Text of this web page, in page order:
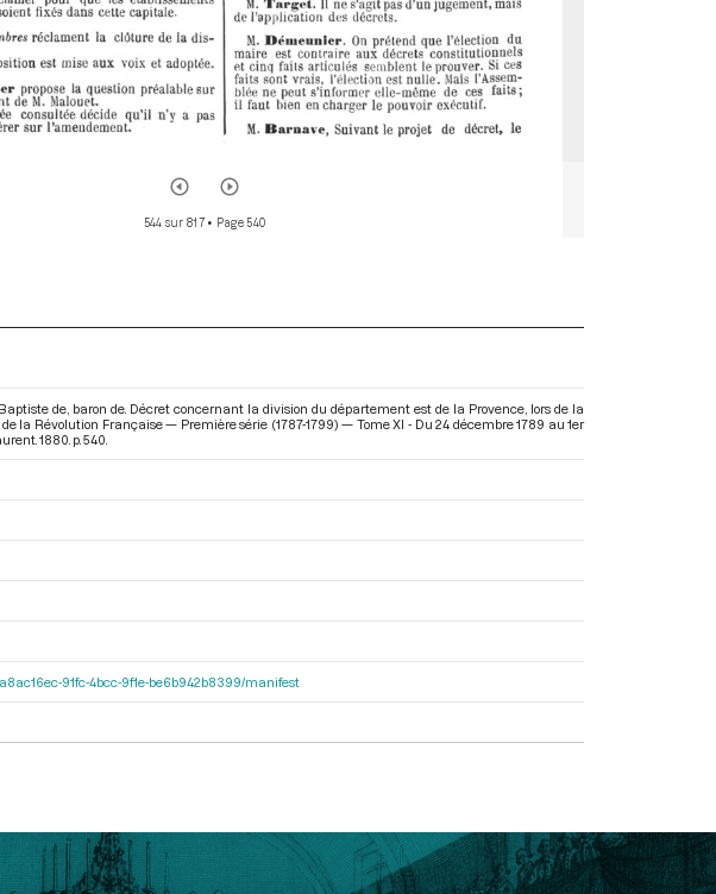
544 sur 817• Page 540
de, baron de. Décret concernant la division du département est de la Provence, lors de la
la Révolution Française — Première série (1787-1799) — Tome XI - Du 24 décembre 1789 au 1er
1880. p. 540.
91fc-4bcc-9f1e-be6b942b8399/manifest